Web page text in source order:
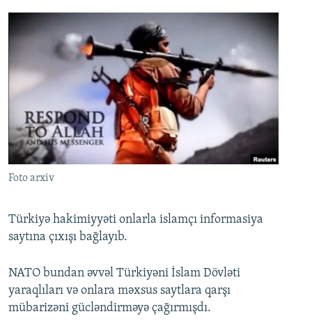
ARAŞDIRMA
MULTIMEDIA
VIDEO
İNFOQRAFIKA
KARIKATURA
RADIO ARXIV
AZƏRBAYCAN ƏDƏBIYYATI KITABXANASI
İSLAM VƏ DEMOKRATIYA
HAQQIMIZDA
MISSIYAMIZ
PEŞƏ ETIKASI VƏ JURNALISTIKA STANDARTLARIMIZ
BIZIMLƏ ƏLAQƏ
XƏBƏR BÜLLETENLƏRIMIZ
BIZI IZLƏ
Foto arxiv
Türkiyə hakimiyyəti onlarla islamçı informasiya
saytına çıxışı bağlayıb.
NATO bundan əvvəl Türkiyəni İslam Dövləti
yaraqlıları və onlara məxsus saytlara qarşı
mübarizəni gücləndirməyə çağırmışdı.